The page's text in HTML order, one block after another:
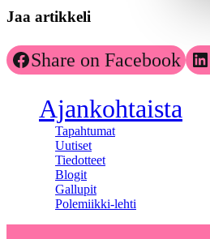
Jaa artikkeli
Share on Facebook
Ajankohtaista
Tapahtumat
Uutiset
Tiedotteet
Blogit
Gallupit
Polemiikki-lehti